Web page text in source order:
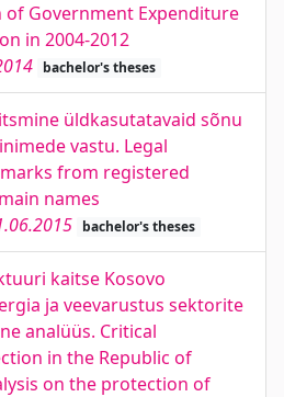
of Government Expenditure
in 2004-2012
bachelor's theses
üldkasutatavaid sõnu
vastu. Legal
from registered
names
bachelor's theses
kaitse Kosovo
ja veevarustus sektorite
analüüs. Critical
in the Republic of
on the protection of